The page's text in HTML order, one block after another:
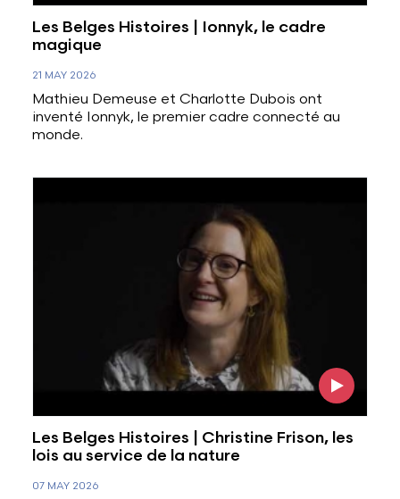
Les Belges Histoires | Ionnyk, le cadre
magique
21 MAY 2026
Mathieu Demeuse et Charlotte Dubois ont
inventé Ionnyk, le premier cadre connecté au
monde.
Les Belges Histoires | Christine Frison, les
lois au service de la nature
07 MAY 2026